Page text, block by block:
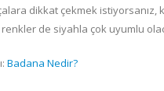
dikkat çekmek istiyorsanız,
de siyahla çok uyumlu
Badana Nedir?